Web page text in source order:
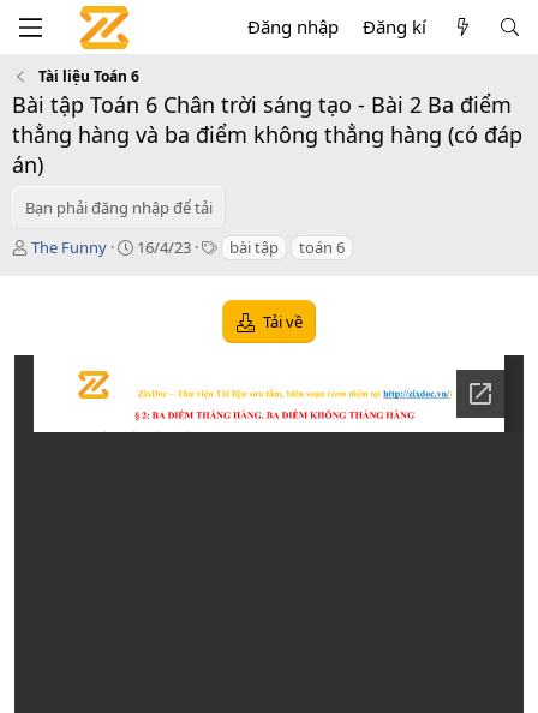
Đăng nhập Đăng kí
Tài liệu Toán 6
Bài tập Toán 6 Chân trời sáng tạo - Bài 2 Ba điểm
thẳng hàng và ba điểm không thẳng hàng (có đáp
án)
Bạn phải đăng nhập để tải
T
ả
The Funny
C
n
d
16/4/23
T
s
bài tập toán 6
Tải về